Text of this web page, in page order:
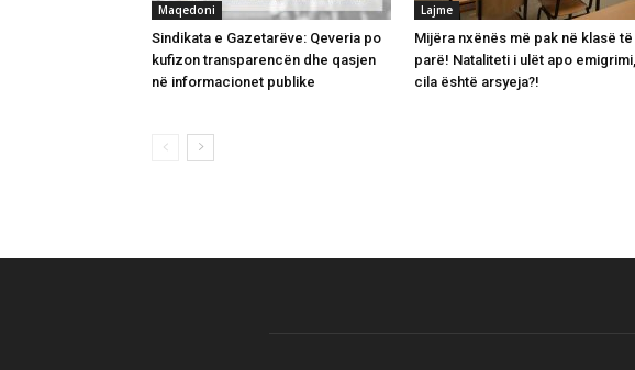
Maqedoni
Sindikata e Gazetarëve: Qeveria po
kufizon transparencën dhe qasjen
në informacionet publike
Lajme
Mijëra nxënës më pak në klasë të
parë! Nataliteti i ulët apo emigrimi,
cila është arsyeja?!